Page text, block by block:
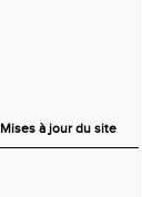
Mises à jour du site